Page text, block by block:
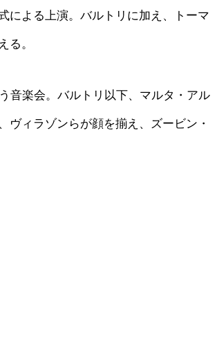
による上演。バルトリに加え、トーマ
る。
音楽会。バルトリ以下、マルタ・アル
ィラゾンらが顔を揃え、ズービン・